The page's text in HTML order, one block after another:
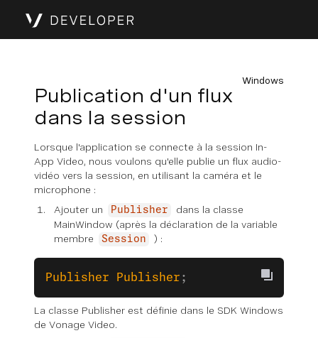
Windows
Publication d'un flux
dans la session
Lorsque l'application se connecte à la session In-
App Video, nous voulons qu'elle publie un flux audio-
vidéo vers la session, en utilisant la caméra et le
microphone :
Ajouter un
Publisher
dans la classe
MainWindow (après la déclaration de la variable
membre
Session ) :
Publisher Publisher ;
La classe Publisher est définie dans le SDK Windows
de Vonage Video.